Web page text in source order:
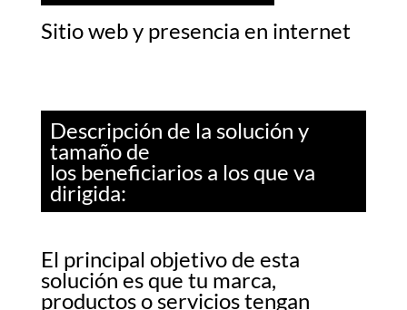
Sitio web y presencia en internet
Descripción de la solución y
tamaño de
los beneficiarios a los que va
dirigida:
El principal objetivo de esta
solución es que tu marca,
productos o servicios tengan